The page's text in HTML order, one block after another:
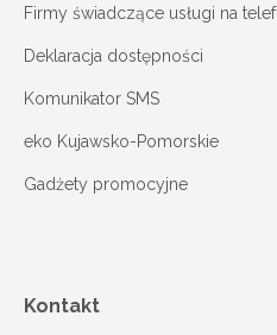
Firmy świadczące usługi na
Deklaracja dostępności
Komunikator SMS
eko Kujawsko-Pomorskie
Gadżety promocyjne
Kontakt